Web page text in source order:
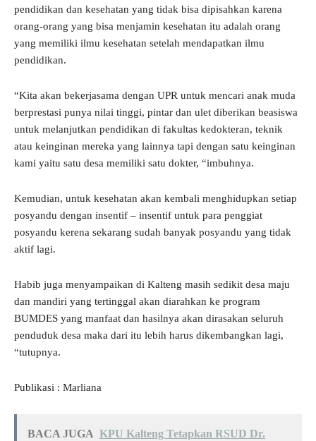
pendidikan dan kesehatan yang tidak bisa dipisahkan karena
orang-orang yang bisa menjamin kesehatan itu adalah orang
yang memiliki ilmu kesehatan setelah mendapatkan ilmu
pendidikan.
“Kita akan bekerjasama dengan UPR untuk mencari anak muda
berprestasi punya nilai tinggi, pintar dan ulet diberikan beasiswa
untuk melanjutkan pendidikan di fakultas kedokteran, teknik
atau keinginan mereka yang lainnya tapi dengan satu keinginan
kami yaitu satu desa memiliki satu dokter, “imbuhnya.
Kemudian, untuk kesehatan akan kembali menghidupkan setiap
posyandu dengan insentif – insentif untuk para penggiat
posyandu kerena sekarang sudah banyak posyandu yang tidak
aktif lagi.
Habib juga menyampaikan di Kalteng masih sedikit desa maju
dan mandiri yang tertinggal akan diarahkan ke program
BUMDES yang manfaat dan hasilnya akan dirasakan seluruh
penduduk desa maka dari itu lebih harus dikembangkan lagi,
“tutupnya.
Publikasi : Marliana
BACA JUGA KPU Kalteng Tetapkan RSUD Dr.